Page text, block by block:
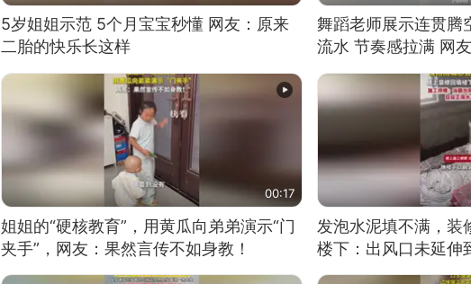
5岁姐姐示范 5个月宝宝秒懂 网友：原来
二胎的快乐长这样
舞蹈老师展示连贯腾
流水 节奏感拉满 网
00:17
姐姐的“硬核教育”，用黄瓜向弟弟演示“门
夹手”，网友：果然言传不如身教！
发泡水泥填不满，装
楼下：出风口未延伸